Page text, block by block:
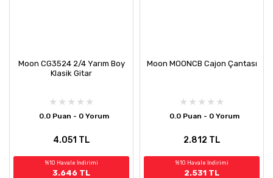
Moon CG3524 2/4 Yarım Boy
Klasik Gitar
0.0 Puan - 0 Yorum
4.051 TL
%10 Havale İndirimi
3.646 TL
Moon MOONCB Cajon Çantası
0.0 Puan - 0 Yorum
2.812 TL
%10 Havale İndirimi
2.531 TL